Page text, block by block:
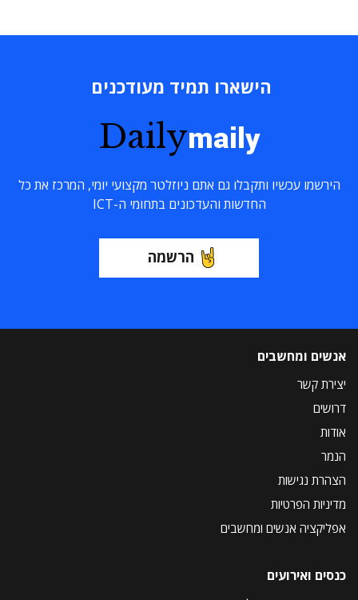
הישארו תמיד מעודכנים
Dailymaily
הירשמו עכשיו ותקבלו גם אתם ניוזלטר מקצועי יומי, המרכז את כל
החדשות והעדכונים בתחומי ה-ICT
הרשמה
אנשים ומחשבים
יצירת קשר
דרושים
אודות
הנמר
הצהרת נגישות
מדיניות הפרטיות
אפליקציה אנשים ומחשבים
כנסים ואירועים